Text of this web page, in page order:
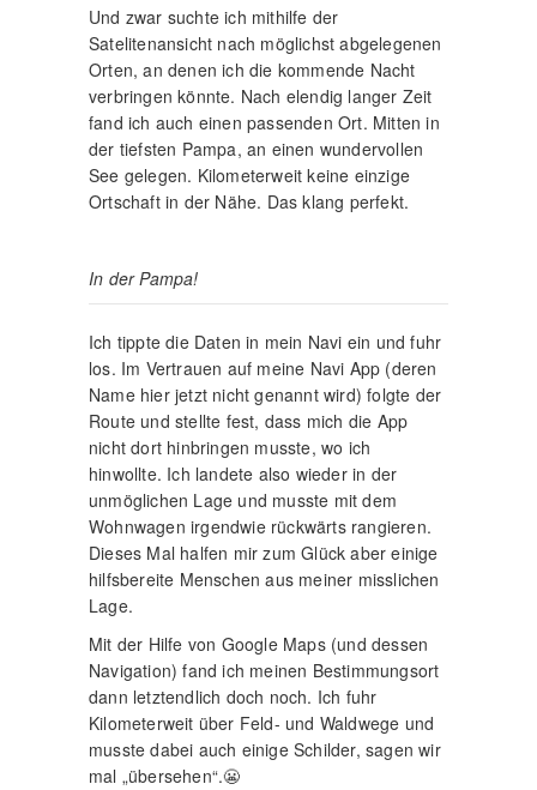
Und zwar suchte ich mithilfe der
Satelitenansicht nach möglichst abgelegenen
Orten, an denen ich die kommende Nacht
verbringen könnte. Nach elendig langer Zeit
fand ich auch einen passenden Ort. Mitten in
der tiefsten Pampa, an einen wundervollen
See gelegen. Kilometerweit keine einzige
Ortschaft in der Nähe. Das klang perfekt.
In der Pampa!
Ich tippte die Daten in mein Navi ein und fuhr
los. Im Vertrauen auf meine Navi App (deren
Name hier jetzt nicht genannt wird) folgte der
Route und stellte fest, dass mich die App
nicht dort hinbringen musste, wo ich
hinwollte. Ich landete also wieder in der
unmöglichen Lage und musste mit dem
Wohnwagen irgendwie rückwärts rangieren.
Dieses Mal halfen mir zum Glück aber einige
hilfsbereite Menschen aus meiner misslichen
Lage.
Mit der Hilfe von Google Maps (und dessen
Navigation) fand ich meinen Bestimmungsort
dann letztendlich doch noch. Ich fuhr
Kilometerweit über Feld- und Waldwege und
musste dabei auch einige Schilder, sagen wir
mal „übersehen“.😬